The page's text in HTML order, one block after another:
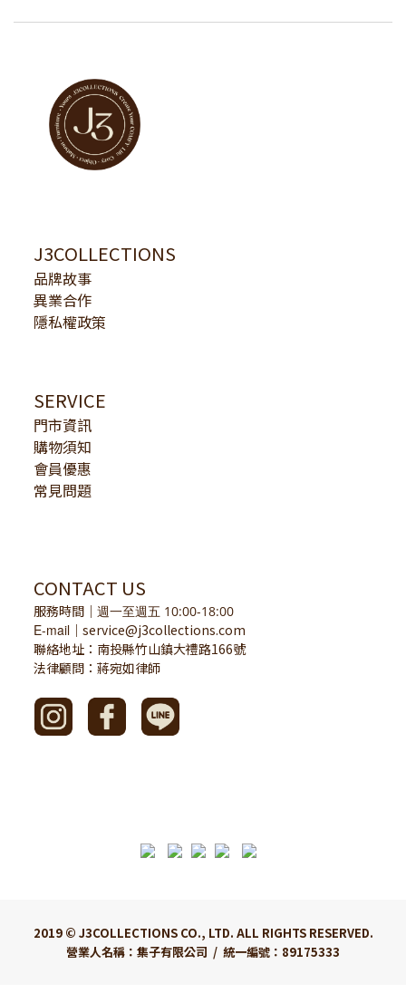
J3COLLECTIONS
品牌故事
異業合作
隱私權政策
SERVICE
門市資訊
購物須知
會員優惠
常見問題
CONTACT US
服務時間 ｜ 週一至週五 10:00-18:00
E-mail ｜ service@j3collections.com
聯絡地址：南投縣竹山鎮大禮路166號
法律顧問：蔣宛如律師
2019 © J3COLLECTIONS CO., LTD. ALL RIGHTS RESERVED.
營業人名稱：集子有限公司 / 統一編號：89175333